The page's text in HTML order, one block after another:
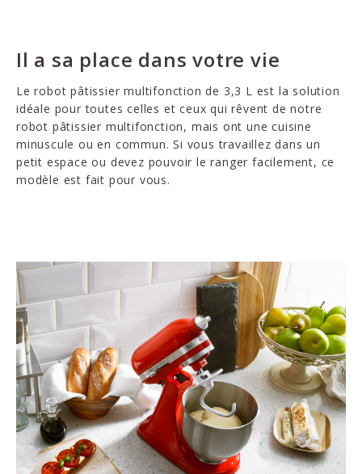
Il a sa place dans votre vie
Le robot pâtissier multifonction de 3,3 L est la solution
idéale pour toutes celles et ceux qui rêvent de notre
robot pâtissier multifonction, mais ont une cuisine
minuscule ou en commun. Si vous travaillez dans un
petit espace ou devez pouvoir le ranger facilement, ce
modèle est fait pour vous.